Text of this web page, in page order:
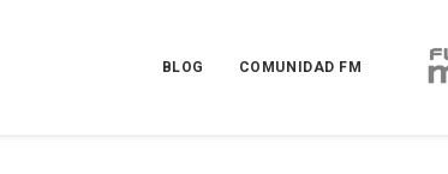
BLOG COMUNIDAD FM